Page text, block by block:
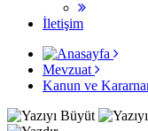
İletişim
Mevzuat
Kanun ve